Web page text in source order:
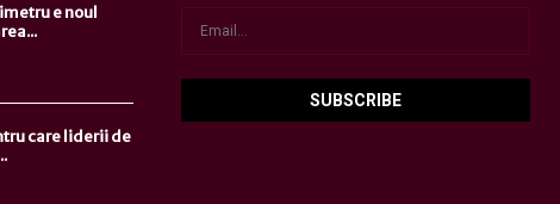
e noul
care liderii de